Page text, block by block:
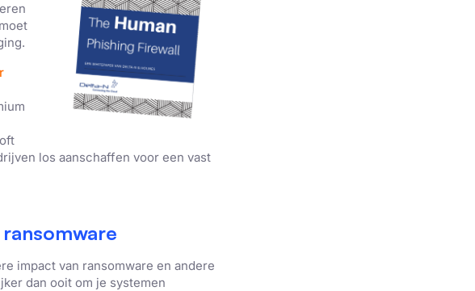
los aanschaffen voor een vast
impact van ransomware en andere
dan ooit om je systemen
ALLES ACCEPTEREN